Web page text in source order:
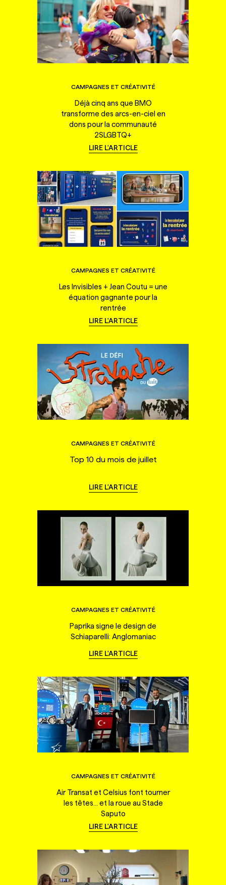
CAMPAGNES ET CRÉATIVITÉ
Déjà cinq ans que BMO
transforme des arcs-en-ciel en
dons pour la communauté
2SLGBTQ+
LIRE L'ARTICLE
CAMPAGNES ET CRÉATIVITÉ
Les Invisibles + Jean Coutu = une
équation gagnante pour la
rentrée
LIRE L'ARTICLE
CAMPAGNES ET CRÉATIVITÉ
Top 10 du mois de juillet
LIRE L'ARTICLE
CAMPAGNES ET CRÉATIVITÉ
Paprika signe le design de
Schiaparelli: Anglomaniac
LIRE L'ARTICLE
CAMPAGNES ET CRÉATIVITÉ
Air Transat et Celsius font tourner
les têtes... et la roue au Stade
Saputo
LIRE L'ARTICLE